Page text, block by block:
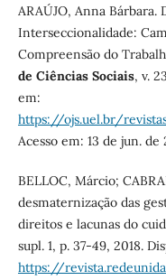
ARAÚJO, Anna Bárbara.
Interseccionalidade:
Compreensão do
de Ciências Sociais, v.
em:
https://ojs.uel.br/
Acesso em: 13 de jun. de
BELLOC, Márcio;
desmaternização das
direitos e lacunas do
supl. 1, p. 37-49, 2018.
https://